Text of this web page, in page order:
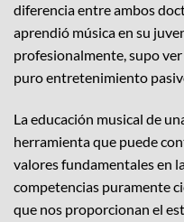
diferencia entre ambos
aprendió música en su
profesionalmente, supo ver
puro entretenimiento
La educación musical de
herramienta que puede
valores fundamentales en
competencias puramente
que nos proporcionan el